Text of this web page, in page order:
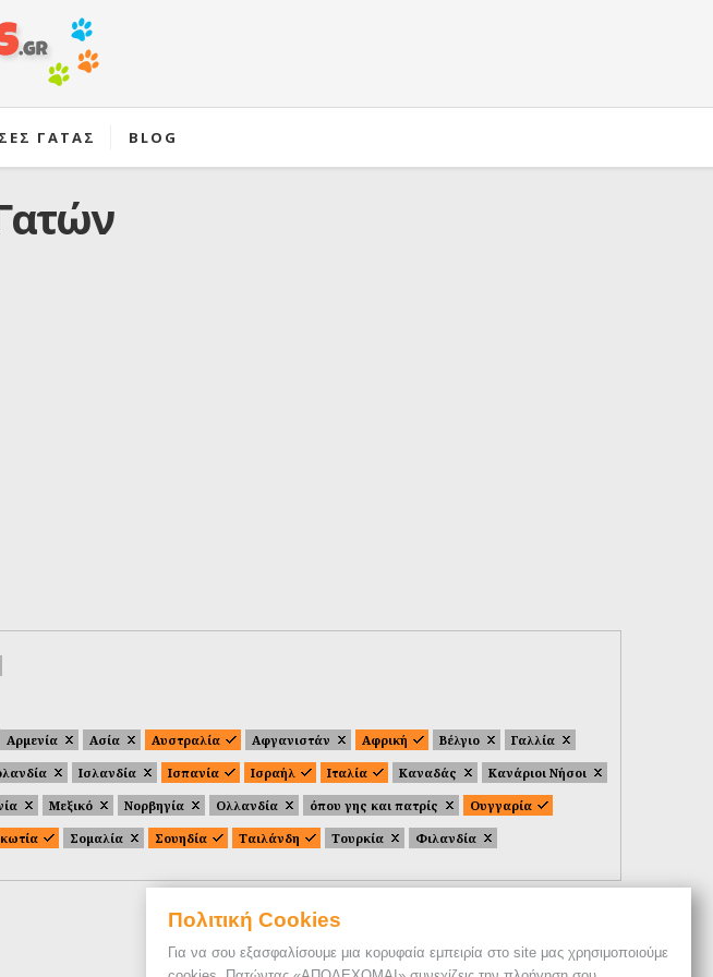
Πολιτική Cookies
Για να σου εξασφαλίσουμε μια κορυφαία εμπειρία στο site μας χρησιμοποιούμε
ΓΑΤΑΣ BLOG
Αρμενία Ασία Αυστραλία Αφγανιστάν Αφρική Βέλγιο
Γαλλία
Ισλανδία Ισπανία Ισραήλ Ιταλία Καναδάς
Κανάριοι Νήσοι
Μεξικό Νορβηγία Ολλανδία όπου γης και πατρίς
Ουγγαρία
Σομαλία Σουηδία Ταιλάνδη Τουρκία Φιλανδία